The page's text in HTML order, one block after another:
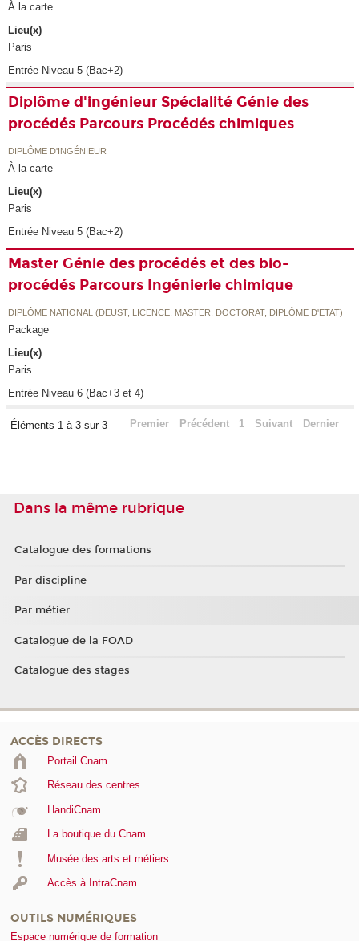
À la carte
Lieu(x)
Paris
Entrée Niveau 5 (Bac+2)
Diplôme d'ingénieur Spécialité Génie des
procédés Parcours Procédés chimiques
DIPLÔME D'INGÉNIEUR
À la carte
Lieu(x)
Paris
Entrée Niveau 5 (Bac+2)
Master Génie des procédés et des bio-
procédés Parcours Ingénierie chimique
DIPLÔME NATIONAL (DEUST, LICENCE, MASTER, DOCTORAT, DIPLÔME D'ETAT)
Package
Lieu(x)
Paris
Entrée Niveau 6 (Bac+3 et 4)
Éléments 1 à 3 sur 3 Premier Précédent 1 Suivant Dernier
Dans la même rubrique
Catalogue des formations
Par discipline
Par métier
Catalogue de la FOAD
Catalogue des stages
ACCÈS DIRECTS
Portail Cnam
Réseau des centres
HandiCnam
La boutique du Cnam
Musée des arts et métiers
Accès à IntraCnam
OUTILS NUMÉRIQUES
Espace numérique de formation